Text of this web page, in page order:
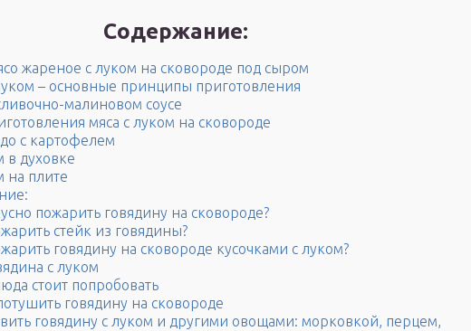
Содержание:
жареное с луком на сковороде под сыром
– основные принципы приготовления
малиновом соусе
мяса с луком на сковороде
с картофелем
духовке
на плите
пожарить говядину на сковороде?
стейк из говядины?
говядину на сковороде кусочками с луком?
с луком
стоит попробовать
говядину на сковороде
говядину с луком и другими овощами: морковкой, перцем,